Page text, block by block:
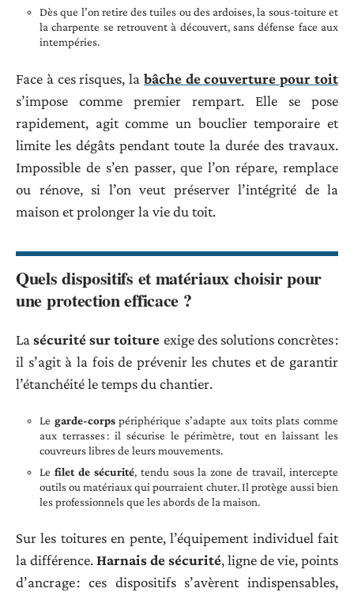
Dès que l’on retire des tuiles ou des ardoises, la sous-toiture et
la charpente se retrouvent à découvert, sans défense face aux
intempéries.
Face à ces risques, la bâche de couverture pour toit
s’impose comme premier rempart. Elle se pose
rapidement, agit comme un bouclier temporaire et
limite les dégâts pendant toute la durée des travaux.
Impossible de s’en passer, que l’on répare, remplace
ou rénove, si l’on veut préserver l’intégrité de la
maison et prolonger la vie du toit.
Quels dispositifs et matériaux choisir pour
une protection efficace ?
Lasécurité sur toiture exige des solutions concrètes :
il s’agit à la fois de prévenir les chutes et de garantir
l’étanchéité le temps du chantier.
Le garde-corpspériphérique s’adapte aux toits plats comme
aux terrasses : il sécurise le périmètre, tout en laissant les
couvreurs libres de leurs mouvements.
Le filet de sécurité, tendu sous la zone de travail, intercepte
outils ou matériaux qui pourraient chuter. Il protège aussi bien
les professionnels que les abords de la maison.
Sur les toitures en pente, l’équipement individuel fait
la différence.Harnais de sécurité, ligne de vie, points
d’ancrage : ces dispositifs s’avèrent indispensables,